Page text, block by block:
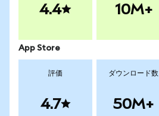
4.4 10M+
App Store
評価
4.7
ダウンロード数
50M+